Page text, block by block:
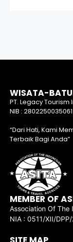
WISATA-
PT. Legacy Tourism
NIB : 2802250035061
“Dari Hati, Kami
Terbaik Bagi Anda”
MEMBER OF
Association Of The
NIA : 0511/XII/